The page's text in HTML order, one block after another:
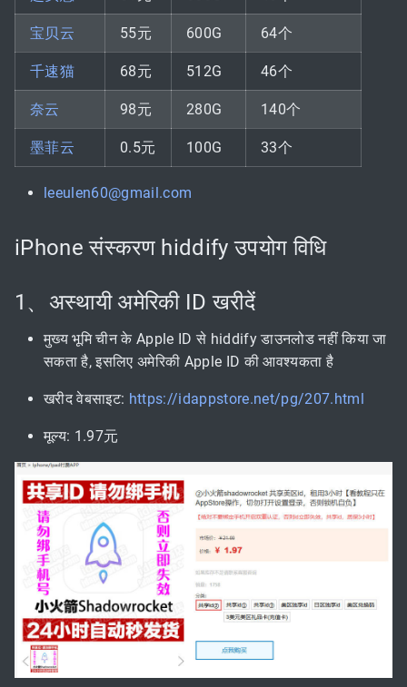
宝贝云 55元 600G 64个
千速猫 68元 512G 46个
奈云 98元 280G 140个
墨菲云 0.5元 100G 33个
leeulen60@gmail.com
iPhone संस्करण hiddify उपयोग विधि
1、अस्थायी अमेरिकी ID खरीदें
मुख्य भूमि चीन के Apple ID से hiddify डाउनलोड नहीं किया जा
सकता है, इसलिए अमेरिकी Apple ID की आवश्यकता है
खरीद वेबसाइट: https://idappstore.net/pg/207.html
मूल्य: 1.97元